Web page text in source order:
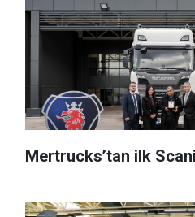
Mertrucks’tan ilk